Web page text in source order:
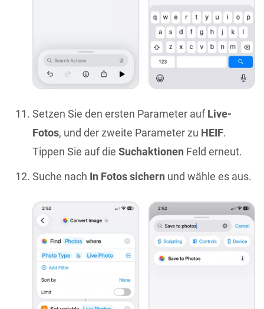
Setzen Sie den ersten Parameter aufLive-
Fotos, und der zweite Parameter zu HEIF.
Tippen Sie auf die Suchaktionen Feld erneut.
Suche nach In Fotos sichern und wähle es aus.